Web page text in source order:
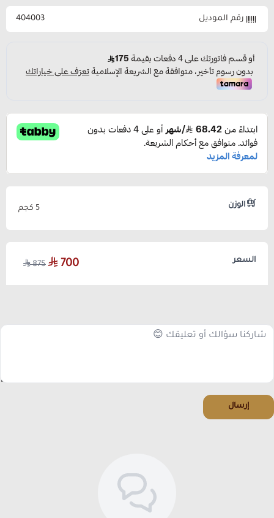
رقم الموديل 404003
الوزن 5 كجم
السعر 700
875
إرسال